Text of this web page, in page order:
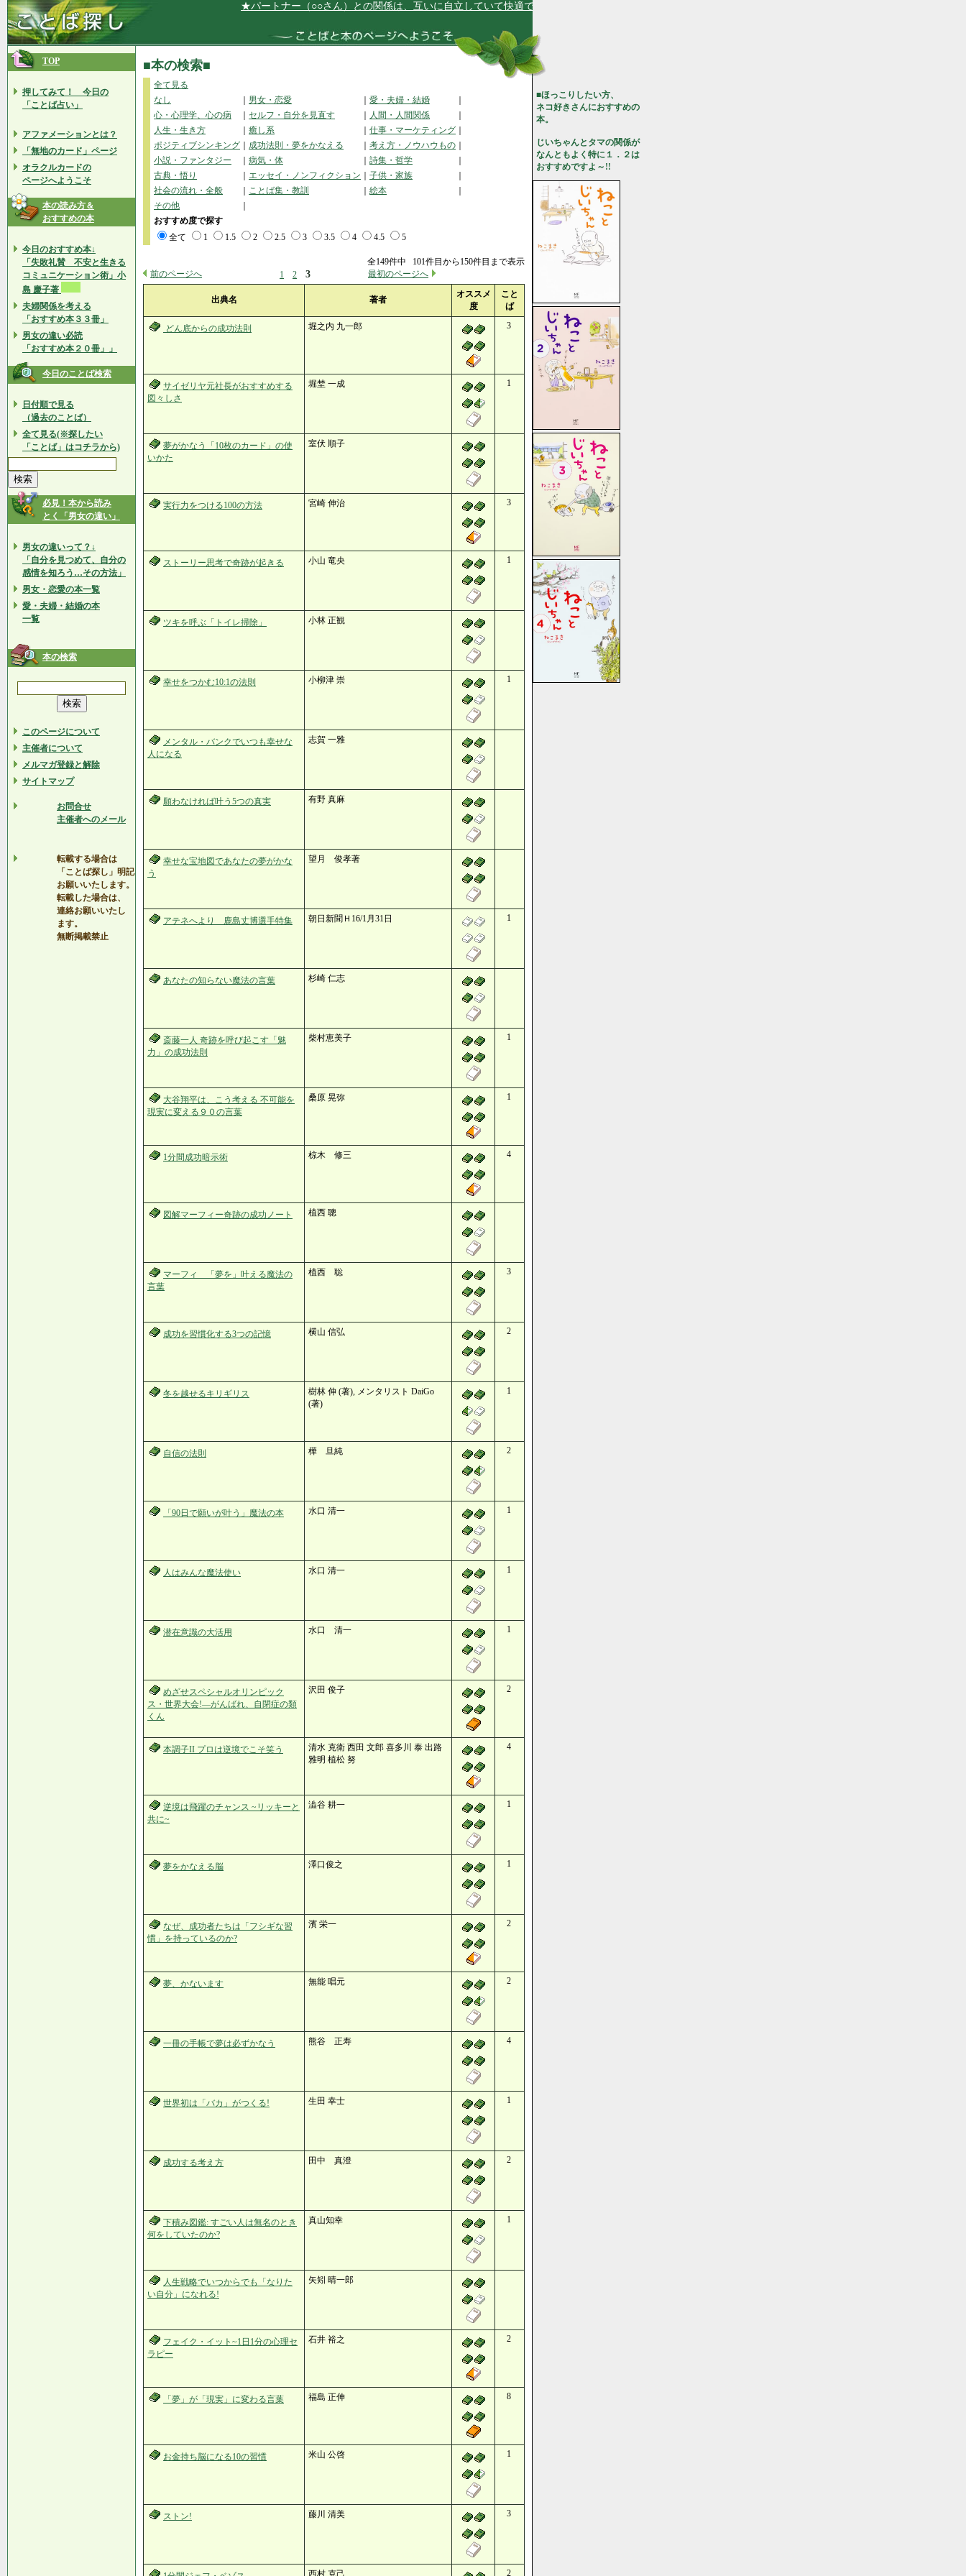
★パートナー（○○さん）との関係は、互いに自立していて快適です★
TOP
押してみて！ 今日の
「ことば占い」
アファメーションとは？
「無地のカード」ページ
オラクルカードの
ページへようこそ
本の読み方＆
おすすめの本
今日のおすすめ本↓
「失敗礼賛 不安と生きる
コミュニケーション術」小
島 慶子著
夫婦関係を考える
「おすすめ本３３冊」
男女の違い必読
「おすすめ本２０冊」」
今日のことば検索
日付順で見る
（過去のことば）
全て見る(※探したい
「ことば」はコチラから)
必見！本から読み
とく「男女の違い」
男女の違いって？↓
「自分を見つめて、自分の
感情を知ろう…その方法」
男女・恋愛の本一覧
愛・夫婦・結婚の本
一覧
本の検索
このページについて
主催者について
メルマガ登録と解除
サイトマップ
お問合せ
主催者へのメール
転載する場合は
「ことば探し」明記
お願いいたします。
転載した場合は、
連絡お願いいたし
ます。
無断掲載禁止
■本の検索■
全て見る
なし
男女・恋愛 愛・夫婦・結婚
心・心理学、心の病
セルフ・自分を見直す 人間・人間関係
人生・生き方
癒し系 仕事・マーケティング
ポジティブシンキング
成功法則・夢をかなえる 考え方・ノウハウもの
小説・ファンタジー
病気・体 詩集・哲学
古典・悟り
エッセイ・ノンフィクション 子供・家族
社会の流れ・全般
ことば集・教訓 絵本
その他
おすすめ度で探す
全て
1 1.5 2 2.5 3 3.5 4 4.5 5
全149件中 101件目から150件目まで表示
前のページへ
1 2 3 最初のページへ
出典名 著者
オススメ
度
こと
ば
どん底からの成功法則 堀之内 九一郎 3
サイゼリヤ元社長がおすすめする
図々しさ
堀埜 一成 1
夢がかなう「10枚のカード」の使
いかた
室伏 順子
実行力をつける100の方法 宮崎 伸治 3
ストーリー思考で奇跡が起きる 小山 竜央 1
ツキを呼ぶ「トイレ掃除」 小林 正観
幸せをつかむ10:1の法則 小柳津 崇 1
メンタル・バンクでいつも幸せな
人になる
志賀 一雅
願わなければ叶う5つの真実 有野 真麻
幸せな宝地図であなたの夢がかな
う
望月 俊孝著
アテネへより 鹿島丈博選手特集 朝日新聞Ｈ16/1月31日 1
あなたの知らない魔法の言葉 杉崎 仁志
斎藤一人 奇跡を呼び起こす「魅
力」の成功法則
柴村恵美子 1
大谷翔平は、こう考える 不可能を
現実に変える９０の言葉
桑原 晃弥 1
1分間成功暗示術 椋木 修三 4
図解マーフィー奇跡の成功ノート 植西 聰
マーフィ 「夢を」叶える魔法の
言葉
植西 聡 3
成功を習慣化する3つの記憶 横山 信弘 2
冬を越せるキリギリス
樹林 伸 (著), メンタリスト DaiGo
(著)
1
自信の法則 樺 旦純 2
「90日で願いが叶う」魔法の本 水口 清一 1
人はみんな魔法使い 水口 清一 1
潜在意識の大活用 水口 清一 1
めざせスペシャルオリンピック
ス・世界大会!―がんばれ、自閉症の類
くん
沢田 俊子 2
本調子II プロは逆境でこそ笑う
清水 克衛 西田 文郎 喜多川 泰 出路
雅明 植松 努
4
逆境は飛躍のチャンス ~リッキーと
共に~
澁谷 耕一 1
夢をかなえる脳 澤口俊之 1
なぜ、成功者たちは「フシギな習
慣」を持っているのか?
濱 栄一 2
夢、かないます 無能 唱元 2
一冊の手帳で夢は必ずかなう 熊谷 正寿 4
世界初は「バカ」がつくる! 生田 幸士 1
成功する考え方 田中 真澄 2
下積み図鑑: すごい人は無名のとき
何をしていたのか?
真山知幸 1
人生戦略でいつからでも「なりた
い自分」になれる!
矢矧 晴一郎
フェイク・イット~1日1分の心理セ
ラピー
石井 裕之 2
「夢」が「現実」に変わる言葉 福島 正伸 8
お金持ち脳になる10の習慣 米山 公啓 1
ストン! 藤川 清美 3
西村 克己 2
■ほっこりしたい方、
ネコ好きさんにおすすめの
本。
じいちゃんとタマの関係が
なんともよく特に１．２は
おすすめですよ～!!